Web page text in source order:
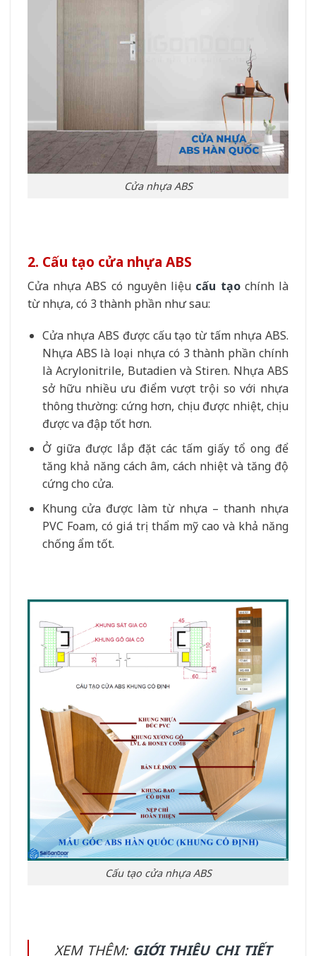
Cửa nhựa ABS
2. Cấu tạo cửa nhựa ABS
Cửa nhựa ABS có nguyên liệu cấu tạo chính là
từ nhựa, có 3 thành phần như sau:
Cửa nhựa ABS được cấu tạo từ tấm nhựa ABS.
Nhựa ABS là loại nhựa có 3 thành phần chính
là Acrylonitrile, Butadien và Stiren. Nhựa ABS
sở hữu nhiều ưu điểm vượt trội so với nhựa
thông thường: cứng hơn, chịu được nhiệt, chịu
được va đập tốt hơn.
Ở giữa được lắp đặt các tấm giấy tổ ong để
tăng khả năng cách âm, cách nhiệt và tăng độ
cứng cho cửa.
Khung cửa được làm từ nhựa – thanh nhựa
PVC Foam, có giá trị thẩm mỹ cao và khả năng
chống ẩm tốt.
Cấu tạo cửa nhựa ABS
XEM THÊM:GIỚI THIỆU CHI TIẾT